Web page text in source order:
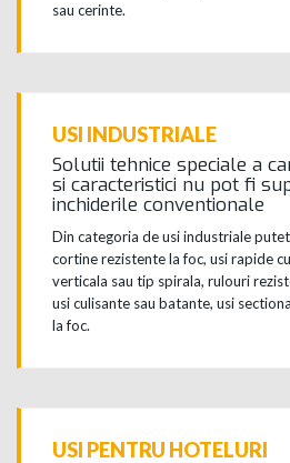
sau cerinte.
USI INDUSTRIALE
Solutii tehnice speciale a
si caracteristici nu pot fi
inchiderile conventionale
Din categoria de usi industriale
cortine rezistente la foc, usi rapide
verticala sau tip spirala, rulouri
usi culisante sau batante, usi
la foc.
USI PENTRU HOTELURI